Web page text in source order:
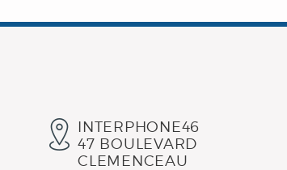
INTERPHONE46
47 BOULEVARD
CLEMENCEAU